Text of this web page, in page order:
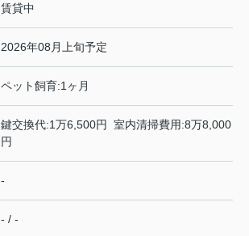
賃貸中
2026年08月上旬予定
ペット飼育:1ヶ月
鍵交換代:1万6,500円 室内清掃費用:8万8,000
円
-
- / -